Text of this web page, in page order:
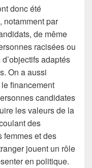
donc été
notamment par
de même
racisées ou
adaptés
On a aussi
financement
candidates
les valeurs de la
des
femmes et des
jouent un rôle
en politique.